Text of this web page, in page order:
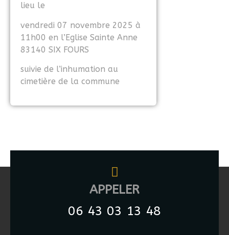
lieu le
vendredi 07 novembre 2025 à
11h00 en l’Eglise Sainte Anne
83140 SIX FOURS
suivie de l’inhumation au
cimetière de la commune
APPELER
06 43 03 13 48